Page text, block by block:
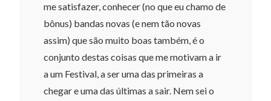
me satisfazer, conhecer (no que eu chamo de
bônus) bandas novas (e nem tão novas
assim) que são muito boas também, é o
conjunto destas coisas que me motivam a ir
a um Festival, a ser uma das primeiras a
chegar e uma das últimas a sair. Nem sei o